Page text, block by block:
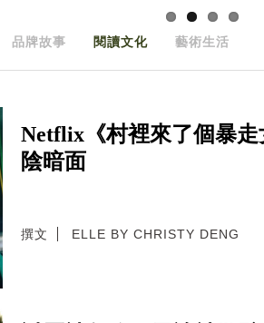
品牌故事 閱讀文化 藝術生活
Netflix《村裡來了個暴
陰暗面
撰文 ELLE BY CHRISTY DENG